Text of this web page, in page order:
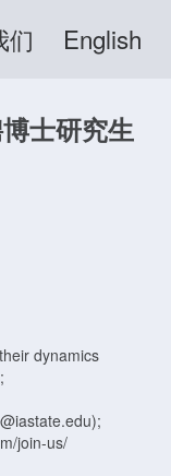
们 English
士研究生
dynamics
join-us/